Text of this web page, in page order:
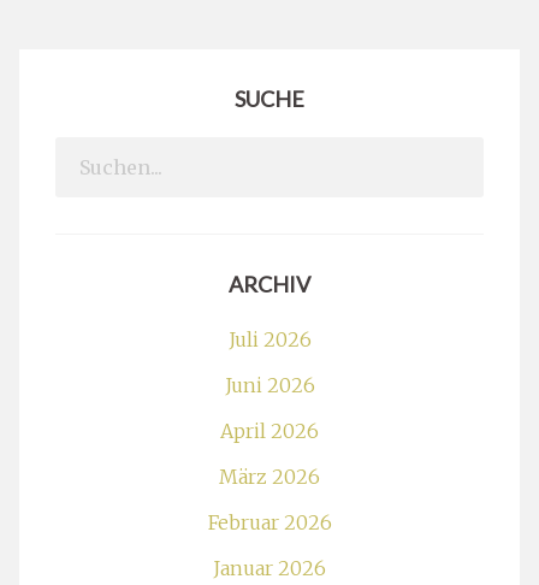
SUCHE
Search
ARCHIV
Juli 2026
Juni 2026
April 2026
März 2026
Februar 2026
Januar 2026